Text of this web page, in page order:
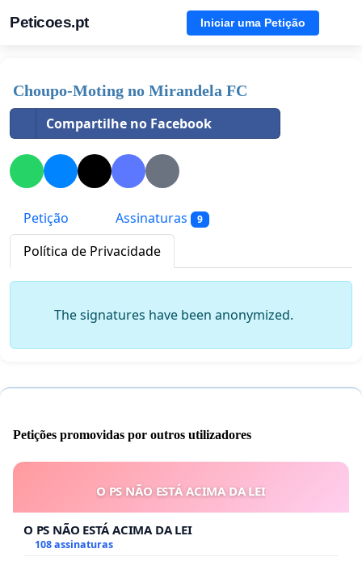
Peticoes.pt Iniciar uma Petição
Choupo-Moting no Mirandela FC
Compartilhe no Facebook
Petição Assinaturas 9
Política de Privacidade
The signatures have been anonymized.
Petições promovidas por outros utilizadores
O PS NÃO ESTÁ ACIMA DA LEI
O PS NÃO ESTÁ ACIMA DA LEI
108 assinaturas